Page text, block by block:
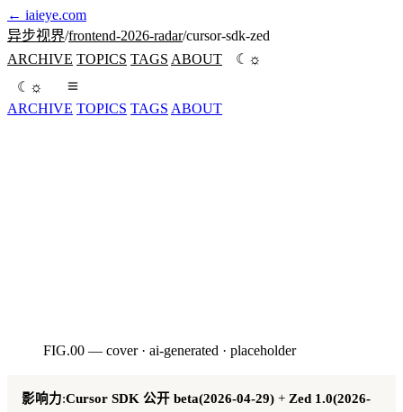
← iaieye.com
异步视界/frontend-2026-radar/cursor-sdk-zed
ARCHIVE TOPICS TAGS ABOUT ☾ ☼
☾ ☼
ARCHIVE TOPICS TAGS ABOUT
FIG.00 — cover · ai-generated · placeholder
影响力:Cursor SDK 公开 beta(2026-04-29) + Zed 1.0(2026-